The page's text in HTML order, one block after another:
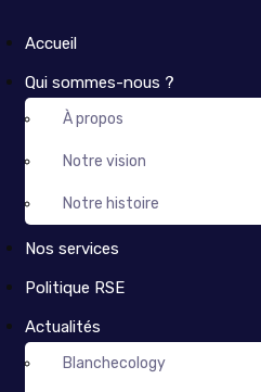
Accueil
Qui sommes-nous ?
À propos
Notre vision
Notre histoire
Nos services
Politique RSE
Actualités
Blanchecology